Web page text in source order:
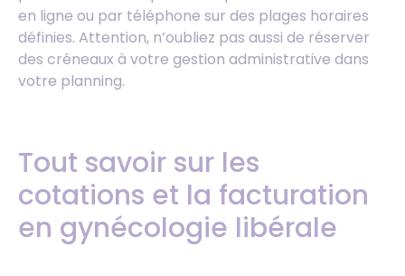
en ligne ou par téléphone sur des plages horaires
définies. Attention, n’oubliez pas aussi de réserver
des créneaux à votre gestion administrative dans
votre planning.
Tout savoir sur les
cotations et la facturation
en gynécologie libérale